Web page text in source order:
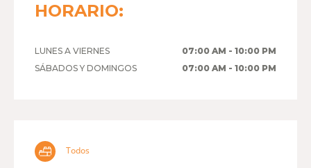
HORARIO:
LUNES A VIERNES
07:00 AM - 10:00 PM
SÁBADOS Y DOMINGOS
07:00 AM - 10:00 PM
Todos